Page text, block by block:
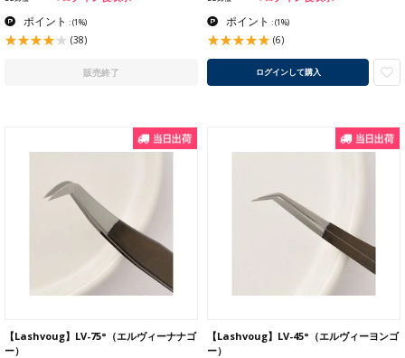
ポイント :(1%)
(38)
販売終了
ポイント :(1%)
(6)
ログインして購入
【Lashvoug】LV-75°（エルヴィーナナゴ
ー）
【Lashvoug】LV-45°（エルヴィーヨンゴ
ー）